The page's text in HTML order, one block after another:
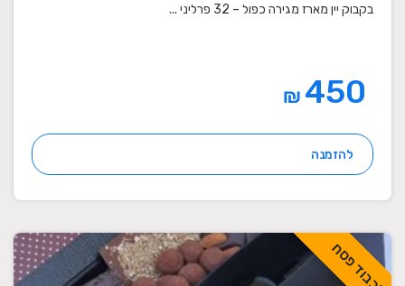
בקבוק יין מארז מגירה כפול – 32 פרליני ...
₪
להזמנה
לכבוד פסח